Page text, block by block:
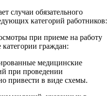
случаи обязательного
категорий работников:
при приеме на работу
граждан:
медицинские
при проведении
привести в виде схемы.